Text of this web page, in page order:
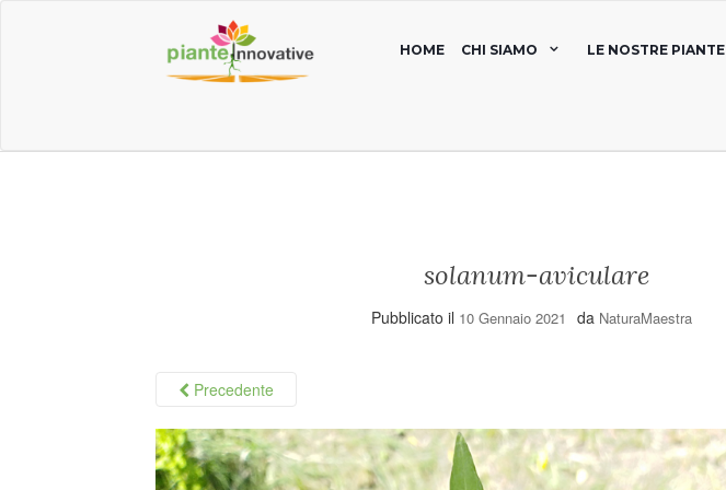
HOME CHI SIAMO LE NOSTRE PIANTE
solanum-aviculare
Pubblicato il 10 Gennaio 2021 da NaturaMaestra
Precedente